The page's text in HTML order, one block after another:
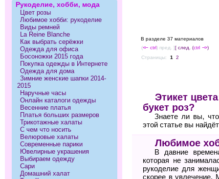
В разделе 37 материалов
(<-- ctrl) пред. ][ след. (ctrl --> )
Страницы:
1 2
Этикет
букет роз?
Знаете ли вы,
этой статье вы
Любимое
В давние
которая не
рукоделие для
скорее в увлечение.
Рукоделие, хобби, мода
Цвет розы
Любимое хобби: рукоделие
Виды ремней
La Reine Blanche
Как выбрать серёжки
Одежда для офиса
Босоножки 2015 года
Покупка одежды в Интернете
Одежда для дома
Зимние женские шапки 2014-
2015
Наручные часы
Онлайн каталоги одежды
Весенние платья
Платья больших размеров
Трикотажные халаты
С чем что носить
Велюровые халаты
Современные парики
Ювелирные украшения
Выбираем одежду
Сари
Домашний халат